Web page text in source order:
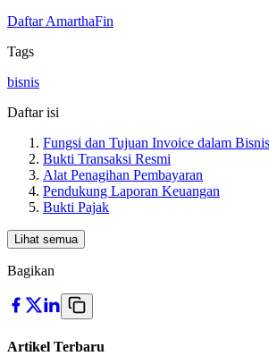
Daftar AmarthaFin
Tags
bisnis
Daftar isi
Fungsi dan Tujuan Invoice dalam Bisnis
Bukti Transaksi Resmi
Alat Penagihan Pembayaran
Pendukung Laporan Keuangan
Bukti Pajak
Lihat semua
Bagikan
Artikel Terbaru